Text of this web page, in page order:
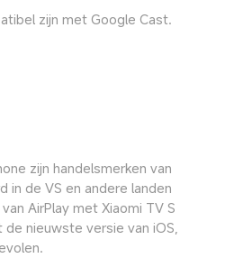
zijn met Google Cast.
zijn handelsmerken van
in de VS en andere landen
AirPlay met Xiaomi TV S
nieuwste versie van iOS,